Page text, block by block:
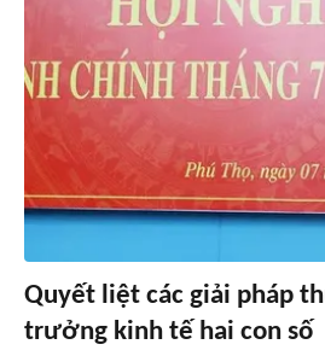
Quyết liệt các giải pháp
trưởng kinh tế hai con số